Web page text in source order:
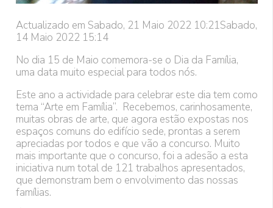
Actualizado em Sabado, 21 Maio 2022 10:21Sabado,
14 Maio 2022 15:14
No dia 15 de Maio comemora-se o Dia da Família,
uma data muito especial para todos nós.
Este ano a actividade para celebrar este dia tem como
tema “Arte em Família”. Recebemos, carinhosamente,
muitas obras de arte, que agora estão expostas nos
espaços comuns do edifício sede, prontas a serem
apreciadas por todos e que vão a concurso. Muito
mais importante que o concurso, foi a adesão a esta
iniciativa num total de 121 trabalhos apresentados,
que demonstram bem o envolvimento das nossas
famílias.